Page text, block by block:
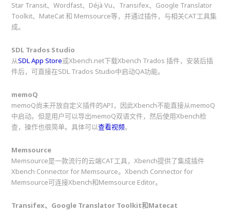
Star Transit、Wordfast、Déjà Vu、Transifex、Google Translator
Toolkit、MateCat 和 Memsource等，并通过插件，与相关CAT工具集
成。
SDL Trados Studio
从SDL App Store或Xbench.net下载Xbench Trados 插件，安装后插
件后，可直接在SDL Trados Studio中启动QA功能。
memoQ
memoQ尚未开放自定义插件的API，因此Xbench不能直接从memoQ
中启动。但是用户可以导出memoQ双语文件，然后使用Xbench检
查，操作也很简单。具体可以查看视频。
Memsource
Memsource是一款流行的云端CAT工具，Xbench提供了集成插件
Xbench Connector for Memsource。Xbench Connector for
Memsource可连接Xbench和Memsource Editor。
Transifex、Google Translator Toolkit和Matecat